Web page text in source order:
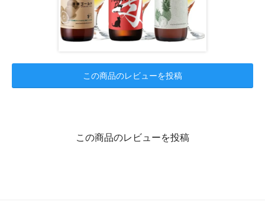
この商品のレビューを投稿
この商品のレビューを投稿